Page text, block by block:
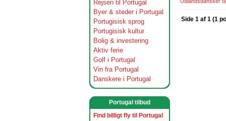
Rejsen til Portugal
Byer & steder i Portugal
Portugisisk sprog
Portugisisk kultur
Bolig & investering
Aktiv ferie
Golf i Portugal
Vin fra Portugal
Danskere i Portugal
Portugal tilbud
Find billigt fly til Portugal
Side 1 af 1 (1